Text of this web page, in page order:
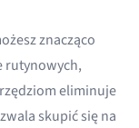
znacząco
rutynowych,
eliminuje
skupić się na